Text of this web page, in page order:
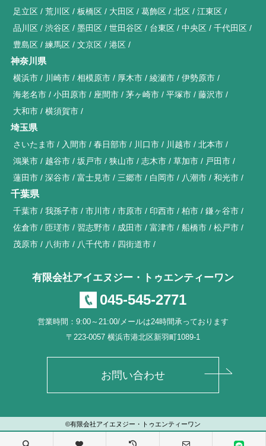
足立区 荒川区 板橋区 大田区 葛飾区 北区
江東区
品川区
渋谷区 墨田区 世田谷区 台東区 中央区
千代田区
豊島区
練馬区 文京区 港区
神奈川県
横浜市 川崎市 相模原市 厚木市 綾瀬市
伊勢原市
海老名市
小田原市 座間市 茅ヶ崎市 平塚市
藤沢市
大和市
横須賀市
埼玉県
さいたま市 入間市 春日部市 川口市 川越市
北本市
鴻巣市
越谷市 坂戸市 狭山市 志木市 草加市
戸田市
蓮田市
深谷市 富士見市 三郷市 白岡市 八潮市 和光市
千葉県
千葉市 我孫子市 市川市 市原市 印西市 柏市
鎌ヶ谷市
佐倉市
匝瑳市 習志野市 成田市 富津市 船橋市
松戸市
茂原市
八街市 八千代市 四街道市
有限会社アイエヌジー・トゥエンティーワン
045-545-2771
営業時間：9:00～21:00/メールは24時間承っております
〒223-0057 横浜市港北区新羽町1089-1
お問い合わせ
©有限会社アイエヌジー・トゥエンティーワン